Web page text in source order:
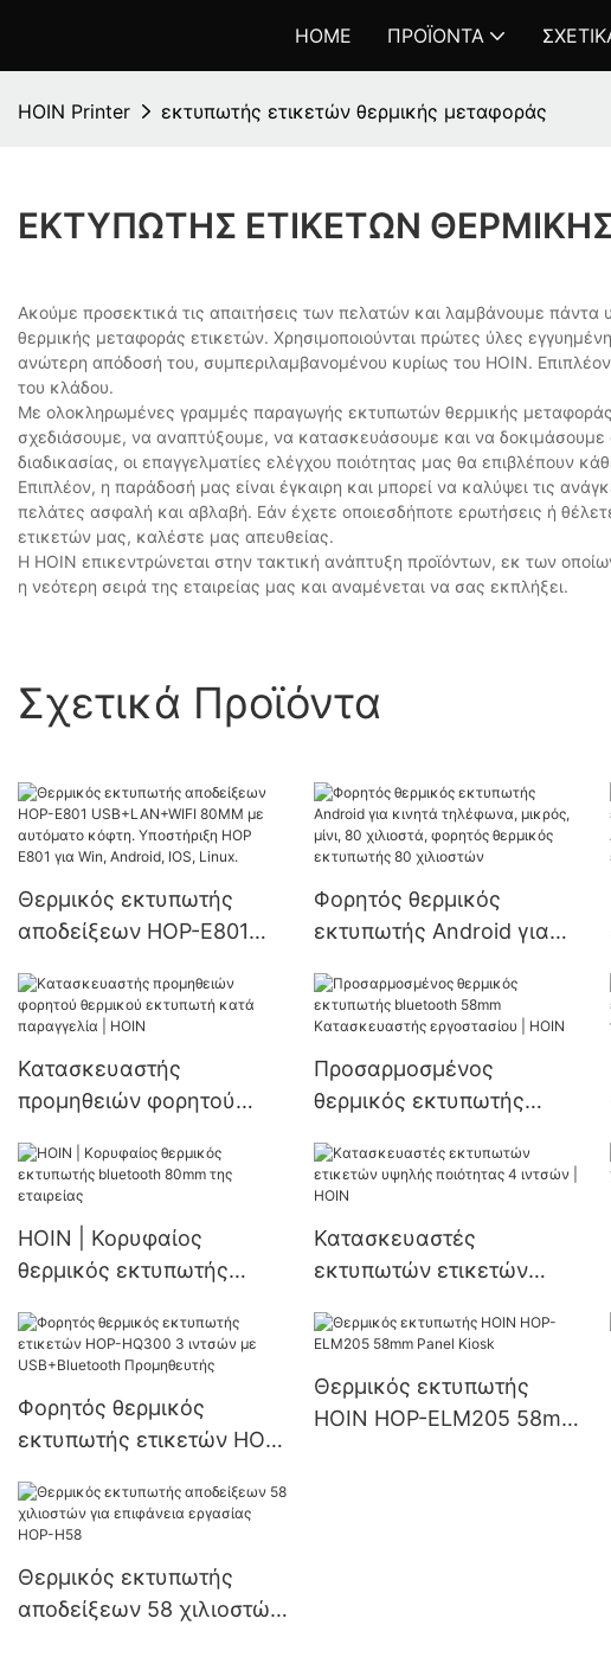
HOME ΠΡΟΪΌΝΤΑ
HOIN Printer εκτυπωτής ετικετών θερμικής μεταφοράς
ΕΚΤΥΠΩΤΉΣ ΕΤΙΚΕΤΏΝ
Ακούμε προσεκτικά τις απαιτήσεις των πελατών και λαμβάνουμε
θερμικής μεταφοράς ετικετών. Χρησιμοποιούνται πρώτες ύλες
ανώτερη απόδοσή του, συμπεριλαμβανομένου κυρίως του HOIN.
του κλάδου.
Με ολοκληρωμένες γραμμές παραγωγής εκτυπωτών θερμικής
σχεδιάσουμε, να αναπτύξουμε, να κατασκευάσουμε και να δοκιμάσουμε
διαδικασίας, οι επαγγελματίες ελέγχου ποιότητας μας θα επιβλέπουν
Επιπλέον, η παράδοσή μας είναι έγκαιρη και μπορεί να καλύψει τις
πελάτες ασφαλή και αβλαβή. Εάν έχετε οποιεσδήποτε ερωτήσεις ή
ετικετών μας, καλέστε μας απευθείας.
Η HOIN επικεντρώνεται στην τακτική ανάπτυξη προϊόντων, εκ των
η νεότερη σειρά της εταιρείας μας και αναμένεται να σας εκπλήξει.
Σχετικά Προϊόντα
Θερμικός εκτυπωτής
αποδείξεων HOP-E801
αυτόματο κόφτη.
Υποστήριξη HOP E801 για
Win, Android, IOS, Linux.
Φορητός θερμικός
εκτυπωτής Android για
μίνι, 80 χιλιοστά, φορητός
θερμικός εκτυπωτής 80
χιλιοστών
Κατασκευαστής
προμηθειών φορητού
παραγγελία | HOIN
Προσαρμοσμένος
θερμικός εκτυπωτής
Κατασκευαστής
εργοστασίου | HOIN
HOIN | Κορυφαίος
θερμικός εκτυπωτής
εταιρείας
Κατασκευαστές
εκτυπωτών ετικετών
ιντσών | HOIN
Φορητός θερμικός
εκτυπωτής ετικετών HOP-
USB+Bluetooth
Προμηθευτής
Θερμικός εκτυπωτής
HOIN HOP-ELM205 58mm
Θερμικός εκτυπωτής
αποδείξεων 58 χιλιοστών